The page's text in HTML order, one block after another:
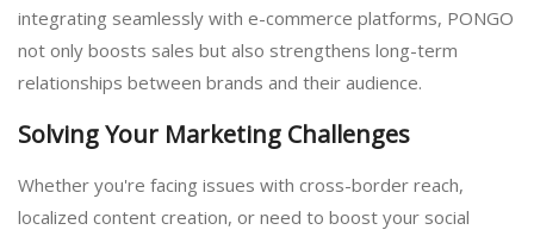
integrating seamlessly with e-commerce platforms, PONGO
not only boosts sales but also strengthens long-term
relationships between brands and their audience.
Solving Your Marketing Challenges
Whether you're facing issues with cross-border reach,
localized content creation, or need to boost your social